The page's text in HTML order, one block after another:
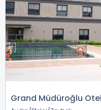
Grand Müdüroğlu Otel